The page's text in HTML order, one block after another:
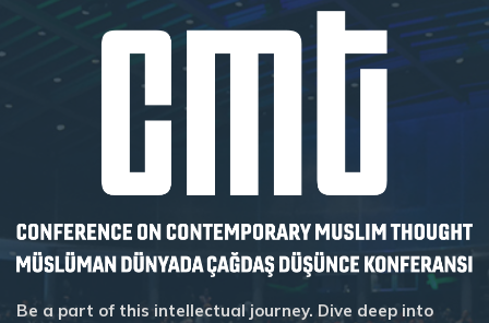
Be a part of this intellectual journey. Dive deep into